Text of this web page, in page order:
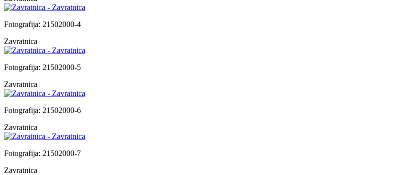
Fotografija: 21502000-4
Zavratnica
Fotografija: 21502000-5
Zavratnica
Fotografija: 21502000-6
Zavratnica
Fotografija: 21502000-7
Zavratnica